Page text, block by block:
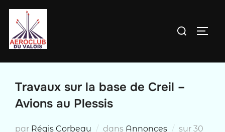
contenu
Rechercher :
Travaux sur la base de Creil –
Avions au Plessis
par Régis Corbeau dans Annonces sur Publié
30